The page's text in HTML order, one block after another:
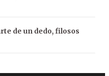
de un dedo, filosos